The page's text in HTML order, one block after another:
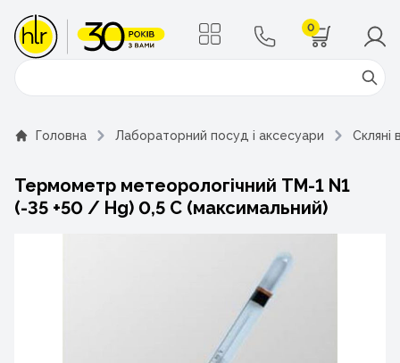
0
Поиск
Головна Лабораторний посуд і аксесуари Скляні
Термометр метеорологічний ТМ-1 N1
(-35 +50 / Hg) 0,5 С (максимальний)